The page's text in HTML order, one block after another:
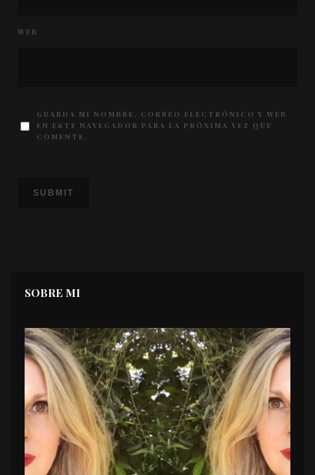
WEB
GUARDA MI NOMBRE, CORREO ELECTRÓNICO Y WEB
EN ESTE NAVEGADOR PARA LA PRÓXIMA VEZ QUE
COMENTE.
SOBRE MI